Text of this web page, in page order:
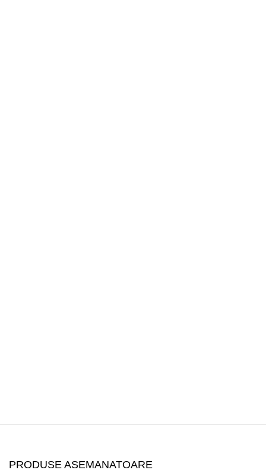
PRODUSE ASEMANATOARE